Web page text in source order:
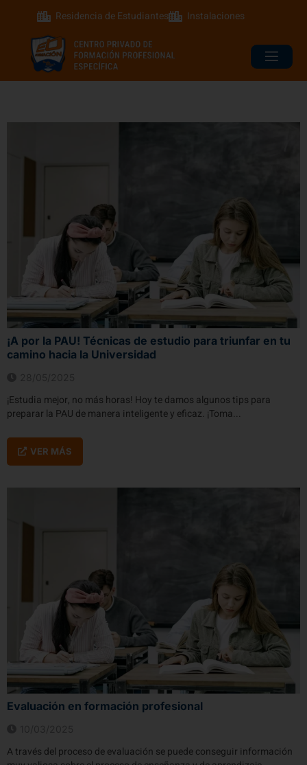
Residencia de Estudiantes Instalaciones
¡A por la PAU! Técnicas de estudio para triunfar en tu
camino hacia la Universidad
¡Estudia mejor, no más horas! Hoy te damos algunos tips para
preparar la PAU de manera inteligente y eficaz. ¡Toma...
VER MÁS
Evaluación en formación profesional
A través del proceso de evaluación se puede conseguir información